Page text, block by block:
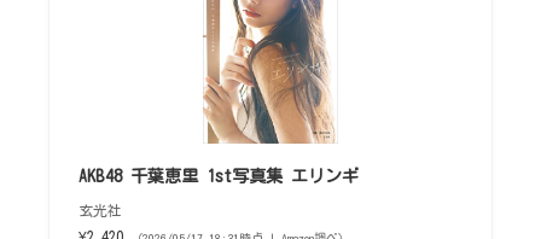
AKB48 千葉恵里 1st写真集 エリンギ
玄光社